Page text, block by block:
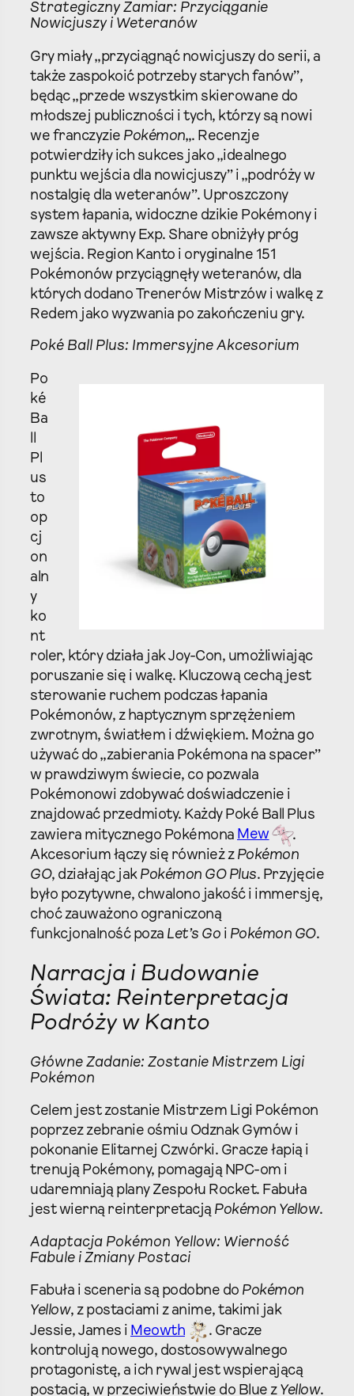
Strategiczny Zamiar: Przyciąganie
Nowicjuszy i Weteranów
Gry miały „przyciągnąć nowicjuszy do serii, a
także zaspokoić potrzeby starych fanów”,
będąc „przede wszystkim skierowane do
młodszej publiczności i tych, którzy są nowi
we franczyzie Pokémon„. Recenzje
potwierdziły ich sukces jako „idealnego
punktu wejścia dla nowicjuszy” i „podróży w
nostalgię dla weteranów”. Uproszczony
system łapania, widoczne dzikie Pokémony i
zawsze aktywny Exp. Share obniżyły próg
wejścia. Region Kanto i oryginalne 151
Pokémonów przyciągnęły weteranów, dla
których dodano Trenerów Mistrzów i walkę z
Redem jako wyzwania po zakończeniu gry.
Poké Ball Plus: Immersyjne Akcesorium
Po
ké
Ba
Pl
us
to
op
cj
on
aln
y
ko
nt
roler, który działa jak Joy-Con, umożliwiając
poruszanie się i walkę. Kluczową cechą jest
sterowanie ruchem podczas łapania
Pokémonów, z haptycznym sprzężeniem
zwrotnym, światłem i dźwiękiem. Można go
używać do „zabierania Pokémona na spacer”
w prawdziwym świecie, co pozwala
Pokémonowi zdobywać doświadczenie i
znajdować przedmioty. Każdy Poké Ball Plus
zawiera mitycznego Pokémona Mew
.
Akcesorium łączy się również z Pokémon
GO, działając jak Pokémon GO Plus. Przyjęcie
było pozytywne, chwalono jakość i immersję,
choć zauważono ograniczoną
funkcjonalność poza Let’s Go i Pokémon GO.
Narracja i Budowanie
Świata: Reinterpretacja
Podróży w Kanto
Główne Zadanie: Zostanie Mistrzem Ligi
Pokémon
Celem jest zostanie Mistrzem Ligi Pokémon
poprzez zebranie ośmiu Odznak Gymów i
pokonanie Elitarnej Czwórki. Gracze łapią i
trenują Pokémony, pomagają NPC-om i
udaremniają plany Zespołu Rocket. Fabuła
jest wierną reinterpretacją Pokémon Yellow.
Adaptacja Pokémon Yellow: Wierność
Fabule i Zmiany Postaci
Fabuła i sceneria są podobne do Pokémon
Yellow, z postaciami z anime, takimi jak
Jessie, James i Meowth
. Gracze
kontrolują nowego, dostosowywalnego
protagonistę, a ich rywal jest wspierającą
postacią, w przeciwieństwie do Blue z Yellow.